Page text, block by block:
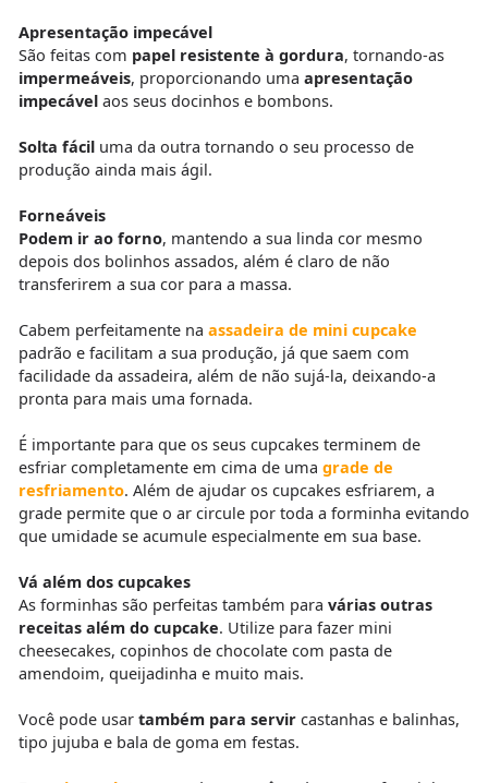
Apresentação impecável
São feitas com papel resistente à gordura, tornando-as
impermeáveis, proporcionando uma apresentação
impecávelaos seus docinhos e bombons.
Solta fáciluma da outra tornando o seu processo de
produção ainda mais ágil.
Forneáveis
Podem ir ao forno, mantendo a sua linda cor mesmo
depois dos bolinhos assados, além é claro de não
transferirem a sua cor para a massa.
Cabem perfeitamente na assadeira de mini cupcake
padrão e facilitam a sua produção, já que saem com
facilidade da assadeira, além de não sujá-la, deixando-a
pronta para mais uma fornada.
É importante para que os seus cupcakes terminem de
esfriar completamente em cima de uma grade de
resfriamento. Além de ajudar os cupcakes esfriarem, a
grade permite que o ar circule por toda a forminha evitando
que umidade se acumule especialmente em sua base.
Vá além dos cupcakes
As forminhas são perfeitas também para várias outras
receitas além do cupcake. Utilize para fazer mini
cheesecakes, copinhos de chocolate com pasta de
amendoim, queijadinha e muito mais.
Você pode usar também para servircastanhas e balinhas,
tipo jujuba e bala de goma em festas.